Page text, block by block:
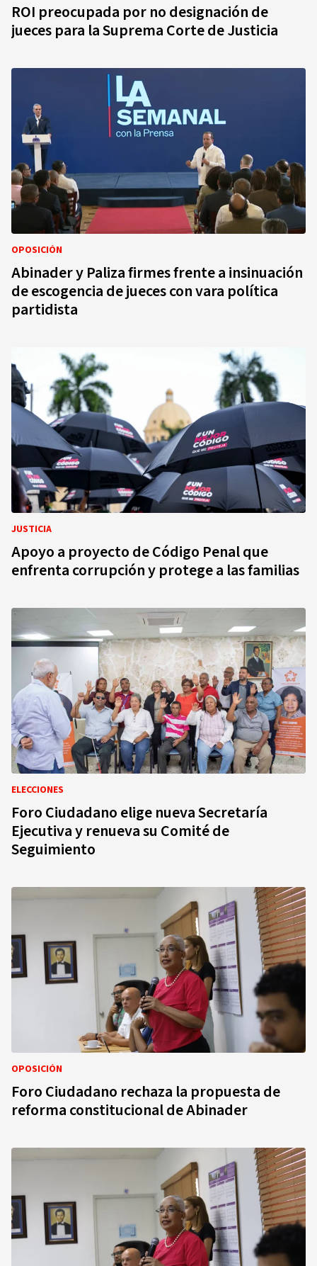
ROI preocupada por no designación de
jueces para la Suprema Corte de Justicia
OPOSICIÓN
Abinader y Paliza firmes frente a insinuación
de escogencia de jueces con vara política
partidista
JUSTICIA
Apoyo a proyecto de Código Penal que
enfrenta corrupción y protege a las familias
ELECCIONES
Foro Ciudadano elige nueva Secretaría
Ejecutiva y renueva su Comité de
Seguimiento
OPOSICIÓN
Foro Ciudadano rechaza la propuesta de
reforma constitucional de Abinader